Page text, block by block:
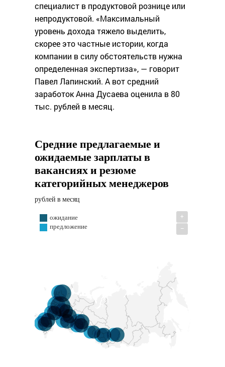
специалист в продуктовой рознице или
непродуктовой. «Максимальный
уровень дохода тяжело выделить,
скорее это частные истории, когда
компании в силу обстоятельств нужна
определенная экспертиза», — говорит
Павел Лапинский. А вот средний
заработок Анна Дусаева оценила в 80
тыс. рублей в месяц.